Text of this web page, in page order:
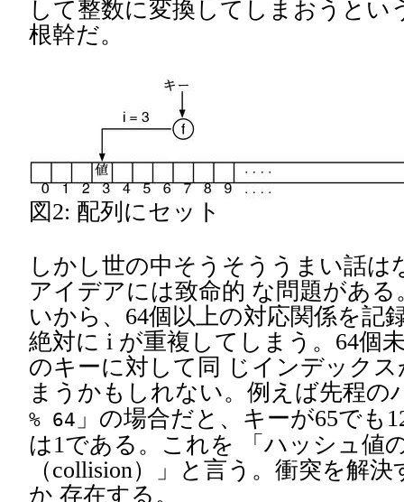
して整数に変換してしまおうとい
根幹だ。
図2: 配列にセット
しかし世の中そうそううまい話は
アイデアには致命的 な問題がある
いから、64個以上の対応関係を記
絶対に i が重複してしまう。64個
のキーに対して同 じインデック
まうかもしれない。例えば先程の
% 64 」の場合だと、キーが65でも
は1である。これを 「ハッシュ値
（collision）」と言う。衝突を解
か 存在する。